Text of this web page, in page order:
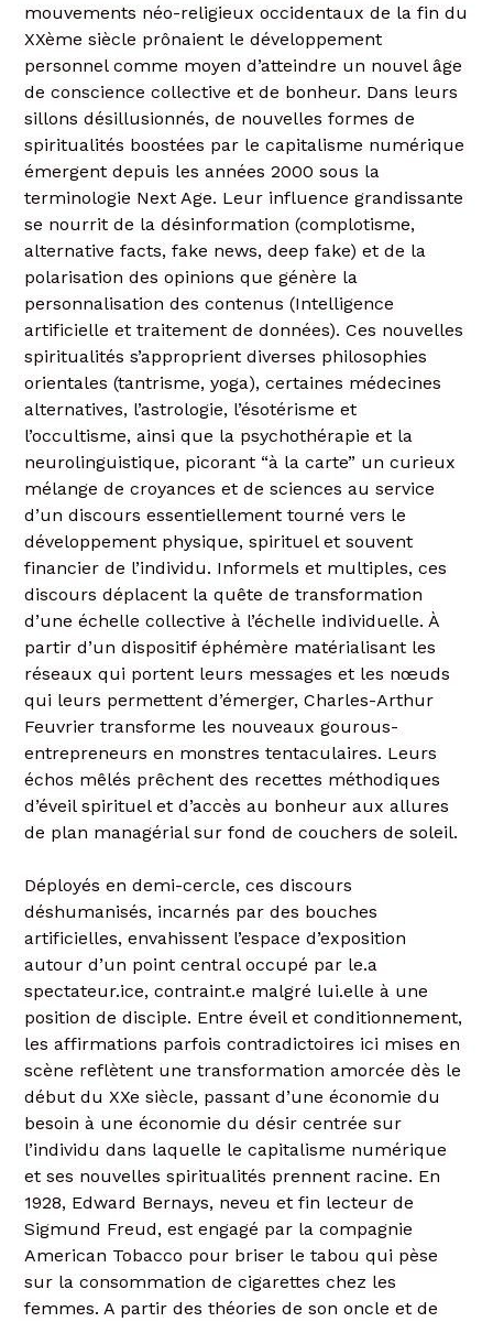
mouvements néo-religieux occidentaux de la fin du
XXème siècle prônaient le développement
personnel comme moyen d’atteindre un nouvel âge
de conscience collective et de bonheur. Dans leurs
sillons désillusionnés, de nouvelles formes de
spiritualités boostées par le capitalisme numérique
émergent depuis les années 2000 sous la
terminologie Next Age. Leur influence grandissante
se nourrit de la désinformation (complotisme,
alternative facts, fake news, deep fake) et de la
polarisation des opinions que génère la
personnalisation des contenus (Intelligence
artificielle et traitement de données). Ces nouvelles
spiritualités s’approprient diverses philosophies
orientales (tantrisme, yoga), certaines médecines
alternatives, l’astrologie, l’ésotérisme et
l’occultisme, ainsi que la psychothérapie et la
neurolinguistique, picorant “à la carte” un curieux
mélange de croyances et de sciences au service
d’un discours essentiellement tourné vers le
développement physique, spirituel et souvent
financier de l’individu. Informels et multiples, ces
discours déplacent la quête de transformation
d’une échelle collective à l’échelle individuelle. À
partir d’un dispositif éphémère matérialisant les
réseaux qui portent leurs messages et les nœuds
qui leurs permettent d’émerger, Charles-Arthur
Feuvrier transforme les nouveaux gourous-
entrepreneurs en monstres tentaculaires. Leurs
échos mêlés prêchent des recettes méthodiques
d’éveil spirituel et d’accès au bonheur aux allures
de plan managérial sur fond de couchers de soleil.
Déployés en demi-cercle, ces discours
déshumanisés, incarnés par des bouches
artificielles, envahissent l’espace d’exposition
autour d’un point central occupé par le.a
spectateur.ice, contraint.e malgré lui.elle à une
position de disciple. Entre éveil et conditionnement,
les affirmations parfois contradictoires ici mises en
scène reflètent une transformation amorcée dès le
début du XXe siècle, passant d’une économie du
besoin à une économie du désir centrée sur
l’individu dans laquelle le capitalisme numérique
et ses nouvelles spiritualités prennent racine. En
1928, Edward Bernays, neveu et fin lecteur de
Sigmund Freud, est engagé par la compagnie
American Tobacco pour briser le tabou qui pèse
sur la consommation de cigarettes chez les
femmes. A partir des théories de son oncle et de